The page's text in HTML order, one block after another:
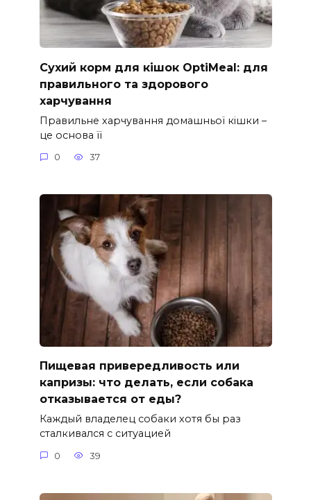
Сухий корм для кішок OptiMeal: для
правильного та здорового
харчування
Правильне харчування домашньої кішки –
це основа її
0 37
Пищевая привередливость или
капризы: что делать, если собака
отказывается от еды?
Каждый владелец собаки хотя бы раз
сталкивался с ситуацией
0 39